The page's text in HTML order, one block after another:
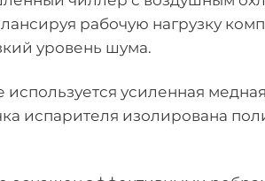
рабочую нагрузку
уровень шума.
используется усиленная
испарителя изолирована